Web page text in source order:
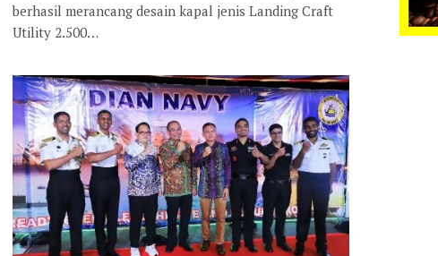
berhasil merancang desain kapal jenis Landing Craft
Utility 2.500…